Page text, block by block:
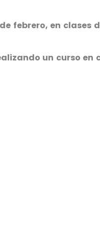
febrero, en clases
un curso en